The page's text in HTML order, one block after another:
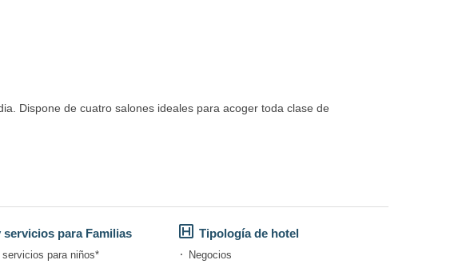
Dispone de cuatro salones ideales para acoger toda clase de
servicios para Familias
servicios para niños*
Tipología de hotel
Negocios